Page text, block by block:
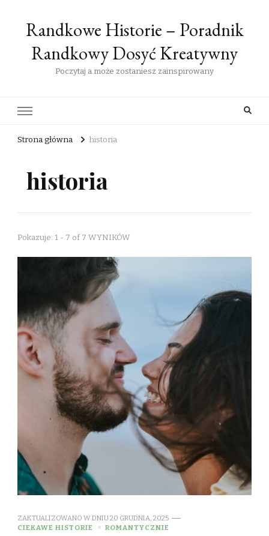
Randkowe Historie – Poradnik
Randkowy Dosyć Kreatywny
Poczytaj a może zostaniesz zainspirowany
Strona główna historia
historia
Pokazuje: 1 - 7 of 7 WYNIKÓW
ZAKTUALIZOWANO W DNIU20 GRUDNIA, 2025
CIEKAWE HISTORIE
ROMANTYCZNIE